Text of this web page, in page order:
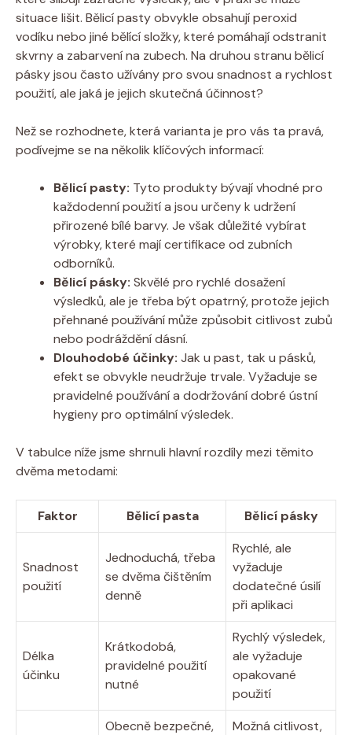
situace lišit. Bělicí pasty obvykle obsahují peroxid
vodíku nebo jiné bělící složky, které pomáhají odstranit
skvrny a zabarvení na zubech. Na druhou stranu bělicí
pásky jsou často užívány pro svou snadnost a rychlost
použití, ale jaká je jejich skutečná účinnost?
Než se rozhodnete, která varianta je pro vás ta pravá,
podívejme se na několik klíčových informací:
Bělicí pasty: Tyto produkty bývají vhodné pro
každodenní použití a jsou určeny k udržení
přirozené bílé barvy. Je však důležité vybírat
výrobky, které mají certifikace od zubních
odborníků.
Bělicí pásky: Skvělé pro rychlé dosažení
výsledků, ale je třeba být opatrný, protože jejich
přehnané používání může způsobit citlivost zubů
nebo podráždění dásní.
Dlouhodobé účinky: Jak u past, tak u pásků,
efekt se obvykle neudržuje trvale. Vyžaduje se
pravidelné používání a dodržování dobré ústní
hygieny pro optimální výsledek.
V tabulce níže jsme shrnuli hlavní rozdíly mezi těmito
dvěma metodami:
Faktor Bělicí pasta Bělicí pásky
Snadnost
použití
Jednoduchá, třeba
se dvěma čištěním
denně
Rychlé, ale
vyžaduje
dodatečné úsilí
při aplikaci
Délka
účinku
Krátkodobá,
pravidelné použití
nutné
Rychlý výsledek,
ale vyžaduje
opakované
použití
Obecně bezpečné,
Možná citlivost,